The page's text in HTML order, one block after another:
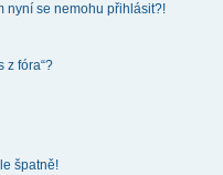
nyní se nemohu přihlásit?!
z fóra“?
špatně!